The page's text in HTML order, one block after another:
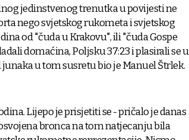
jedinstvenog trenutka u povijesti ne
nego svjetskog rukometa i svjetskog
od "čuda u Krakovu", ili "čuda Gospe
domaćina, Poljsku 37:23 i plasirali se u
u tom susretu bio je Manuel Štrlek.
Lijepo je prisjetiti se - pričalo je danas
bronca na tom natjecanju bila